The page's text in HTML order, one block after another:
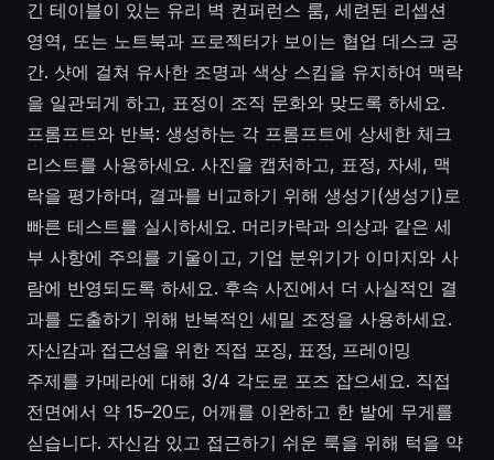
긴 테이블이 있는 유리 벽 컨퍼런스 룸, 세련된 리셉션
영역, 또는 노트북과 프로젝터가 보이는 협업 데스크 공
간. 샷에 걸쳐 유사한 조명과 색상 스킴을 유지하여 맥락
을 일관되게 하고, 표정이 조직 문화와 맞도록 하세요.
프롬프트와 반복: 생성하는 각 프롬프트에 상세한 체크
리스트를 사용하세요. 사진을 캡처하고, 표정, 자세, 맥
락을 평가하며, 결과를 비교하기 위해 생성기(생성기)로
빠른 테스트를 실시하세요. 머리카락과 의상과 같은 세
부 사항에 주의를 기울이고, 기업 분위기가 이미지와 사
람에 반영되도록 하세요. 후속 사진에서 더 사실적인 결
과를 도출하기 위해 반복적인 세밀 조정을 사용하세요.
자신감과 접근성을 위한 직접 포징, 표정, 프레이밍
주제를 카메라에 대해 3/4 각도로 포즈 잡으세요. 직접
전면에서 약 15–20도, 어깨를 이완하고 한 발에 무게를
싣습니다. 자신감 있고 접근하기 쉬운 룩을 위해 턱을 약